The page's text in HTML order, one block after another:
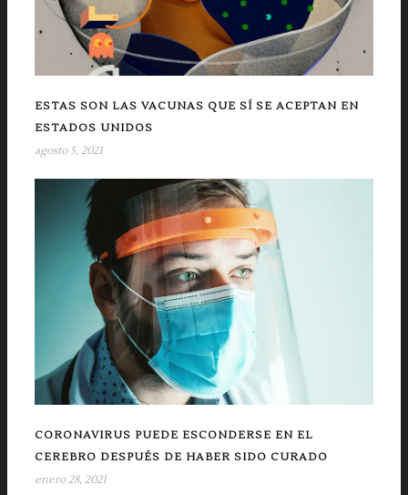
ESTAS SON LAS VACUNAS QUE SÍ SE ACEPTAN EN
ESTADOS UNIDOS
agosto 5, 2021
CORONAVIRUS PUEDE ESCONDERSE EN EL
CEREBRO DESPUÉS DE HABER SIDO CURADO
enero 28, 2021